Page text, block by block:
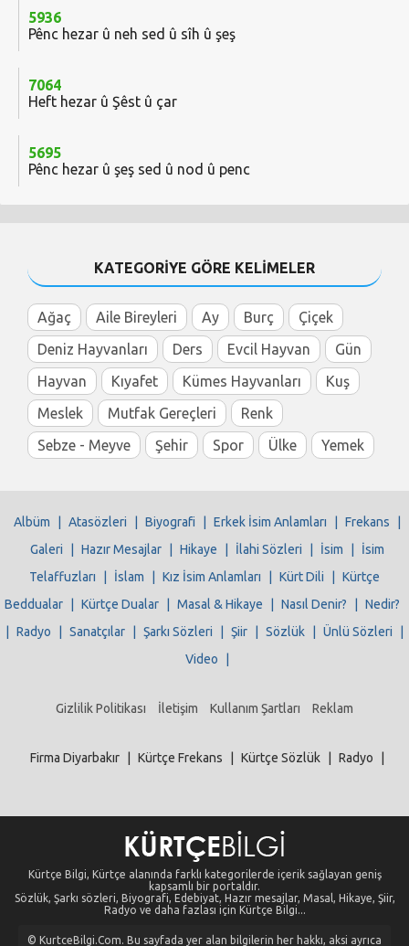
5936
Pênc hezar û neh sed û sîh û şeş
7064
Heft hezar û Şêst û çar
5695
Pênc hezar û şeş sed û nod û penc
KATEGORİYE GÖRE KELİMELER
Ağaç Aile Bireyleri Ay Burç
Çiçek
Deniz Hayvanları
Ders Evcil Hayvan
Gün
Hayvan
Kıyafet Kümes Hayvanları
Kuş
Meslek
Mutfak Gereçleri
Renk
Sebze - Meyve
Şehir Spor Ülke Yemek
Albüm Atasözleri Biyografi Erkek İsim Anlamları Frekans
Galeri
Hazır Mesajlar Hikaye İlahi Sözleri İsim
İsim
Telaffuzları
İslam Kız İsim Anlamları Kürt Dili
Kürtçe
Beddualar
Kürtçe Dualar Masal & Hikaye Nasıl Denir?
Nedir?
Radyo Sanatçılar Şarkı Sözleri Şiir Sözlük Ünlü Sözleri
Video
Gizlilik Politikası İletişim Kullanım Şartları Reklam
Firma Diyarbakır Kürtçe Frekans Kürtçe Sözlük Radyo
Kürtçe Bilgi, Kürtçe alanında farklı kategorilerde içerik sağlayan geniş
kapsamlı bir portaldır.
Sözlük, Şarkı sözleri, Biyografi, Edebiyat, Hazır mesajlar, Masal, Hikaye, Şiir,
Radyo ve daha fazlası için Kürtçe Bilgi...
© KurtceBilgi.Com. Bu sayfada yer alan bilgilerin her hakkı, aksi ayrıca